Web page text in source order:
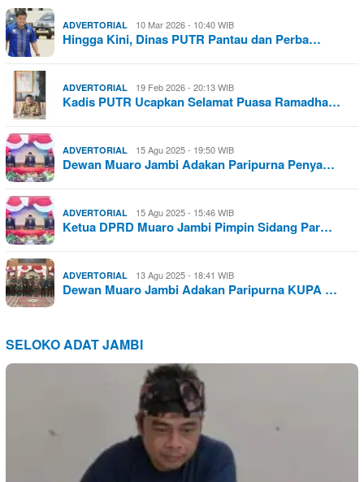
ADVERTORIAL 10 Mar 2026 - 10:40 WIB
Hingga Kini, Dinas PUTR Pantau dan Perba…
ADVERTORIAL 19 Feb 2026 - 20:13 WIB
Kadis PUTR Ucapkan Selamat Puasa Ramadha…
ADVERTORIAL 15 Agu 2025 - 19:50 WIB
Dewan Muaro Jambi Adakan Paripurna Penya…
ADVERTORIAL 15 Agu 2025 - 15:46 WIB
Ketua DPRD Muaro Jambi Pimpin Sidang Par…
ADVERTORIAL 13 Agu 2025 - 18:41 WIB
Dewan Muaro Jambi Adakan Paripurna KUPA …
SELOKO ADAT JAMBI